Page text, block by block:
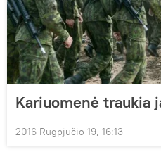
Kariuomenė traukia
2016 Rugpjūčio 19, 16:13